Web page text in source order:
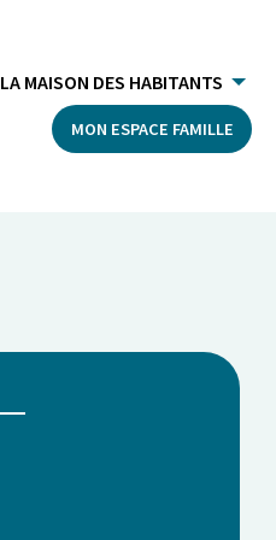
LA MAISON DES HABITANTS
MON ESPACE FAMILLE